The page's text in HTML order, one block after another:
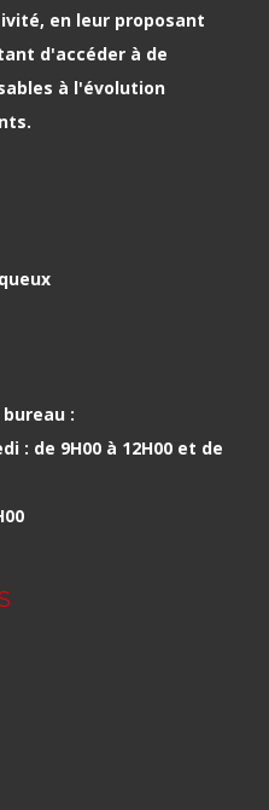
en leur proposant
d'accéder à de
à l'évolution
:
: de 9H00 à 12H00 et de